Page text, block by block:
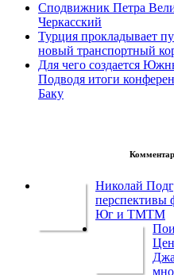
Сподвижник Петра
Черкасский
Турция прокладывает
новый транспортный
Для чего создается
Подводя итоги
Баку
Николай
перспективы
Юг и ТМТМ